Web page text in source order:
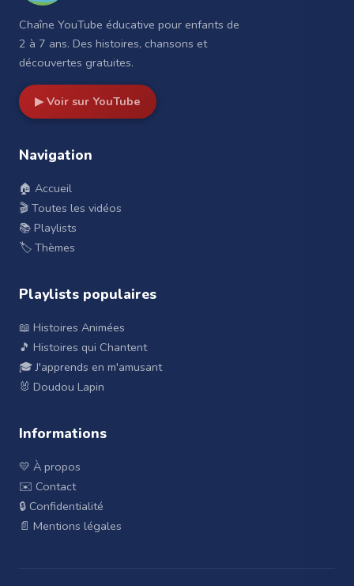
Chaîne YouTube éducative pour enfants de
2 à 7 ans. Des histoires, chansons et
découvertes gratuites.
▶ Voir sur YouTube
Navigation
🏠 Accueil
🎬 Toutes les vidéos
📚 Playlists
🏷️ Thèmes
Playlists populaires
📖 Histoires Animées
🎵 Histoires qui Chantent
🎓 J'apprends en m'amusant
🐰 Doudou Lapin
Informations
💛 À propos
✉️ Contact
🔒 Confidentialité
📄 Mentions légales